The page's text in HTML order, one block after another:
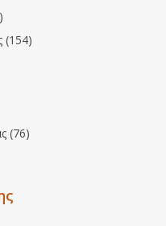
(154)
(76)